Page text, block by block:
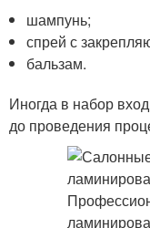
шампунь;
спрей с
бальзам.
Иногда в набор
до проведения